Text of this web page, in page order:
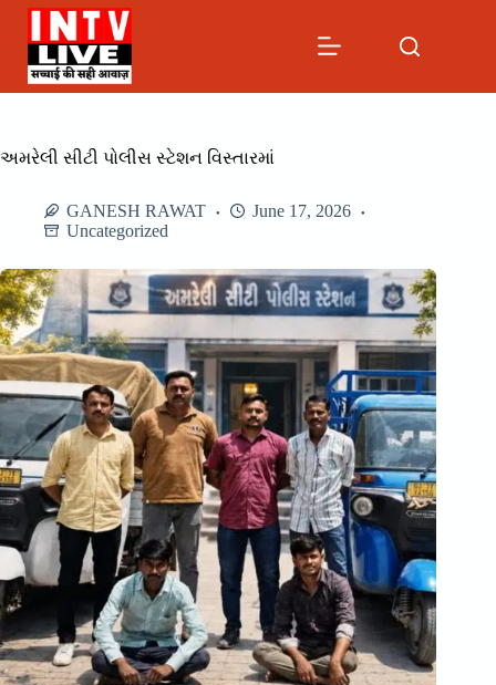
Skip
content
અમરેલી સીટી પોલીસ સ્ટેશન વિસ્તારમાં
GANESH RAWAT
June 17, 2026
Uncategorized